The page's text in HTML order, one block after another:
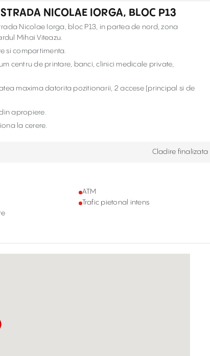
NICOLAE IORGA, BLOC P13
Nicolae Iorga, bloc P13, in partea de nord, zona
Mihai Viteazu.
si compartimenta.
centru de printare, banci, clinici medicale private,
maxima datorita pozitionarii, 2 accese (principal si de
apropiere.
la cerere.
Cladire finalizata
ATM
Trafic pietonal intens